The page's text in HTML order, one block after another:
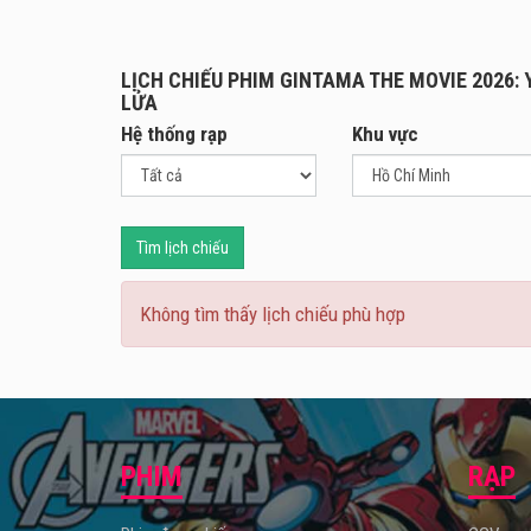
Tuy
Để
LỊCH CHIẾU PHIM GINTAMA THE MOVIE 2026:
LỬA
Hệ thống rạp Khu vực
Tìm lịch chiếu
Không tìm thấy lịch chiếu phù hợp
PHIM RẠP